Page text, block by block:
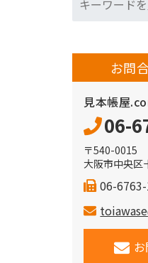
お問
見本帳屋
06-
〒540-0015
大阪市中央区
06-